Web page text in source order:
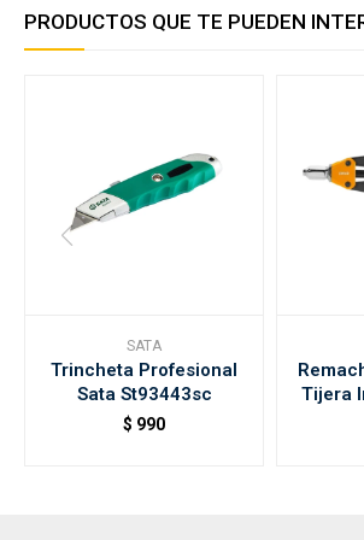
PRODUCTOS QUE TE PUEDEN
SATA
Trincheta Profesional
Sata St93443sc
$ 990
Tijera